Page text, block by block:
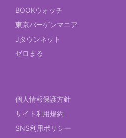
BOOKウォッチ
東京バーゲンマニア
Jタウンネット
ゼロまる
個人情報保護方針
サイト利用規約
SNS利用ポリシー